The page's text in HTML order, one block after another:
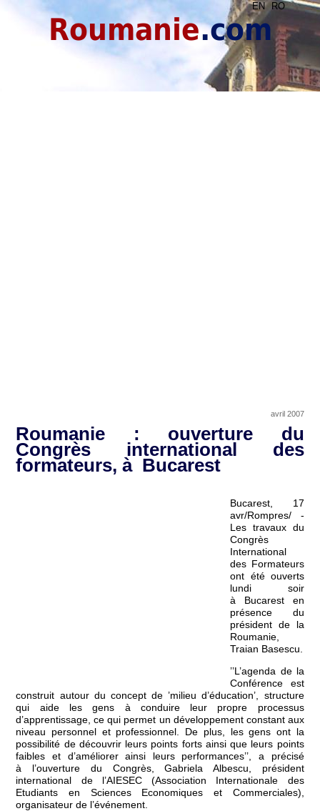
EN RO
Roumanie.com
avril 2007
Roumanie : ouverture du
Congrès international des
formateurs, à Bucarest
Bucarest, 17
avr/Rompres/ -
Les travaux du
Congrès
International
des Formateurs
ont été ouverts
lundi soir
à Bucarest en
présence du
président de la
Roumanie,
Traian Basescu.
’’L’agenda de la
Conférence est
construit autour du concept de ’milieu d’éducation’, structure
qui aide les gens à conduire leur propre processus
d’apprentissage, ce qui permet un développement constant aux
niveau personnel et professionnel. De plus, les gens ont la
possibilité de découvrir leurs points forts ainsi que leurs points
faibles et d’améliorer ainsi leurs performances’’, a précisé
à l’ouverture du Congrès, Gabriela Albescu, président
international de l’AIESEC (Association Internationale des
Etudiants en Sciences Economiques et Commerciales),
organisateur de l’événement.